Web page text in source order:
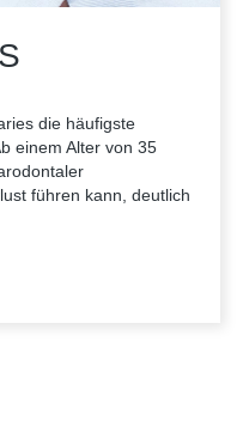
die häufigste
einem Alter von 35
führen kann, deutlich